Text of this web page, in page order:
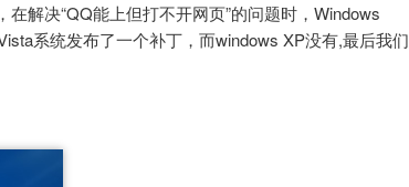
解决“QQ能上但打不开网页”的问题时，Windows
系统发布了一个补丁，而windows XP没有,最后我们